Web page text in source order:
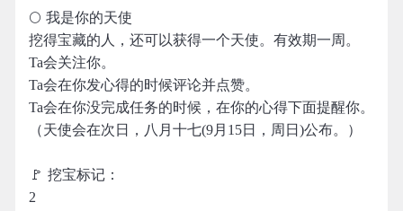
🌕 我是你的天使
挖得宝藏的人，还可以获得一个天使。有效期一周。
Ta会关注你。
Ta会在你发心得的时候评论并点赞。
Ta会在你没完成任务的时候，在你的心得下面提醒你。
（天使会在次日，八月十七(9月15日，周日)公布。）
🚩 挖宝标记：
2